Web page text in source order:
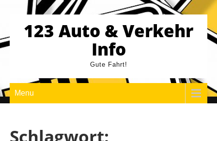
content123 Auto & Verkehr
Info
Gute Fahrt!
Menu
Schlagwort: